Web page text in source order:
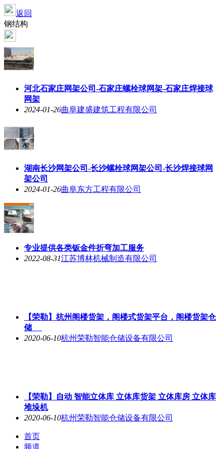
返回
钢结构
河北石家庄网架公司-石家庄螺栓球网架-石家庄焊接球
网架
2024-01-26曲阜建盛建筑工程有限公司
湖南长沙网架公司-长沙螺栓球网架公司-长沙焊接球网
架公司
2024-01-26曲阜东方工程有限公司
专业提供各类钣金件折弯加工服务
2022-08-31江苏博林机械制造有限公司
【荣勒】杭州阁楼货架，阁楼式货架平台，阁楼货架仓
储
2020-06-10杭州荣勒智能仓储设备有限公司
【荣勒】自动 智能立体库 立体库货架 立体库房 立体库
堆垛机
2020-06-10杭州荣勒智能仓储设备有限公司
首页
频道